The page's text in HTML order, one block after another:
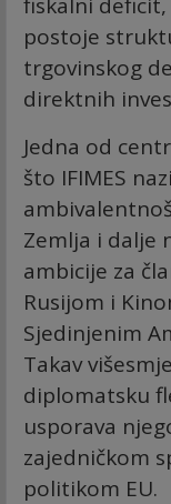
postoje
trgovinskog
direktnih
Jedna od
što IFIMES
Zemlja i dalje
ambicije za
Rusijom i
Sjedinjenim
Takav
diplomatsku
usporava
zajedničkom
politikom EU.